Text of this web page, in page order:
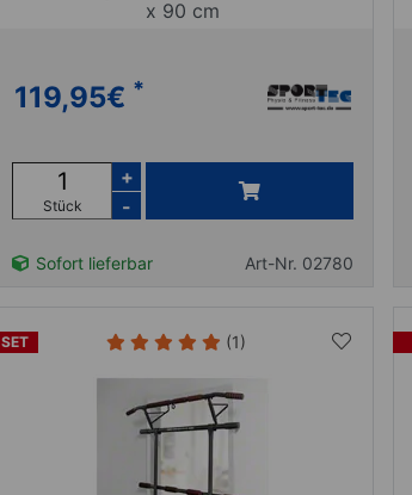
x 90 cm
119,95€ *
Stück
+
-
Sofort lieferbar Art-Nr. 02780
SET (1)